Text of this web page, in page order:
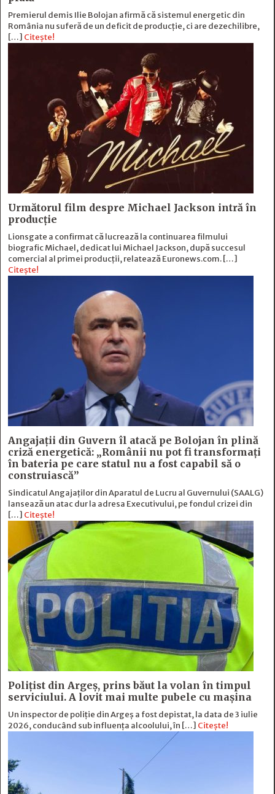
Premierul demis Ilie Bolojan afirmă că sistemul energetic din
România nu suferă de un deficit de producţie, ci are dezechilibre,
[…] Citește!
Următorul film despre Michael Jackson intră în
producție
Lionsgate a confirmat că lucrează la continuarea filmului
biografic Michael, dedicat lui Michael Jackson, după succesul
comercial al primei producții, relatează Euronews.com. […]
Citește!
Angajații din Guvern îl atacă pe Bolojan în plină
criză energetică: „Românii nu pot fi transformați
în bateria pe care statul nu a fost capabil să o
construiască”
Sindicatul Angajaților din Aparatul de Lucru al Guvernului (SAALG)
lansează un atac dur la adresa Executivului, pe fondul crizei din
[…] Citește!
Polițist din Argeș, prins băut la volan în timpul
serviciului. A lovit mai multe pubele cu mașina
Un inspector de poliție din Argeș a fost depistat, la data de 3 iulie
2026, conducând sub influența alcoolului, în […] Citește!